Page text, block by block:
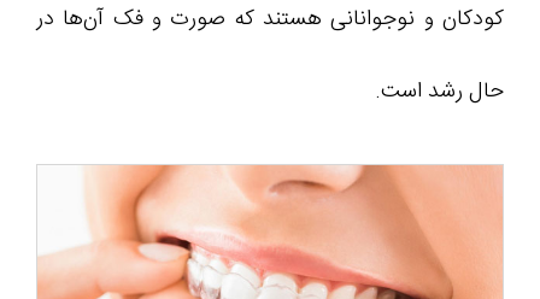
کودکان و نوجوانانی هستند که صورت و فک آن‌ها در
حال رشد است.